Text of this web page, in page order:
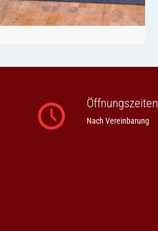
Öffnungszeiten
Nach Vereinbarung